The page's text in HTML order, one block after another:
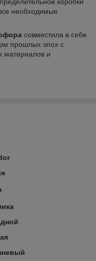
необходимые
совместила в себе
прошлых эпох с
материалов и